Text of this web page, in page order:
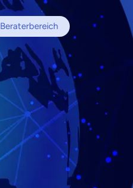
Beraterbereich